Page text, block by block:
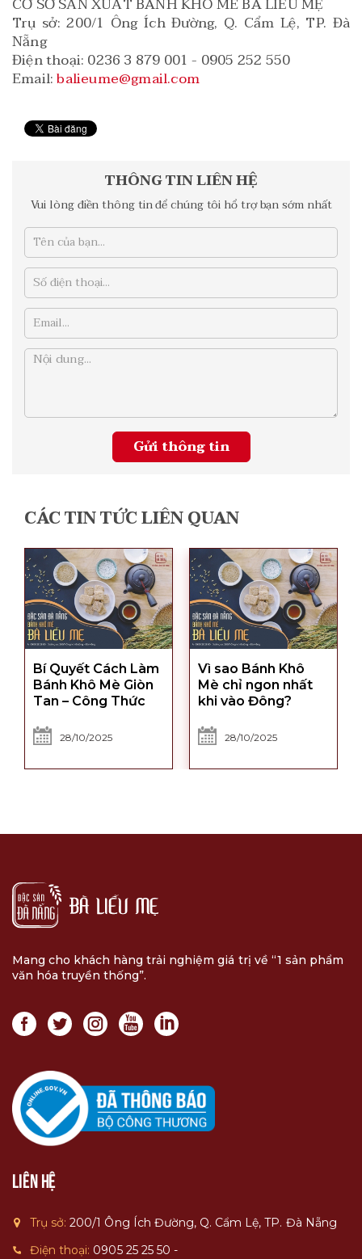
Trụ sở: 200/1 Ông Ích Đường, Q. Cẩm Lệ, TP. Đà
Nẵng
Điện thoại: 0236 3 879 001 - 0905 252 550
Email:balieume@gmail.com
THÔNG TIN LIÊN HỆ
Vui lòng điền thông tin để chúng tôi hổ trợ bạn sớm nhất
CÁC TIN TỨC LIÊN QUAN
Bí Quyết Cách Làm
Bánh Khô Mè Giòn
Tan – Công Thức
Đà Nẵng
28/10/2025
Vì sao Bánh Khô
Mè chỉ ngon nhất
khi vào Đông?
28/10/2025
Mang cho khách hàng trải nghiệm giá trị về “1 sản phẩm
văn hóa truyền thống”.
Liên hệ
Trụ sở:200/1 Ông Ích Đường, Q. Cẩm Lệ, TP. Đà Nẵng
Điện thoại: 0905 25 25 50 -